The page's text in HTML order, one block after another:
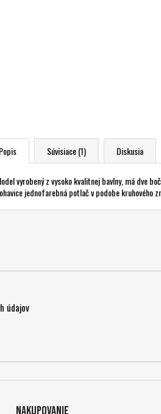
Popis Súvisiace (1) Diskusia
vyrobený z vysoko kvalitnej bavlny, má dve
jednofarebná potlač v podobe kruhového
údajov
Nakupovanie